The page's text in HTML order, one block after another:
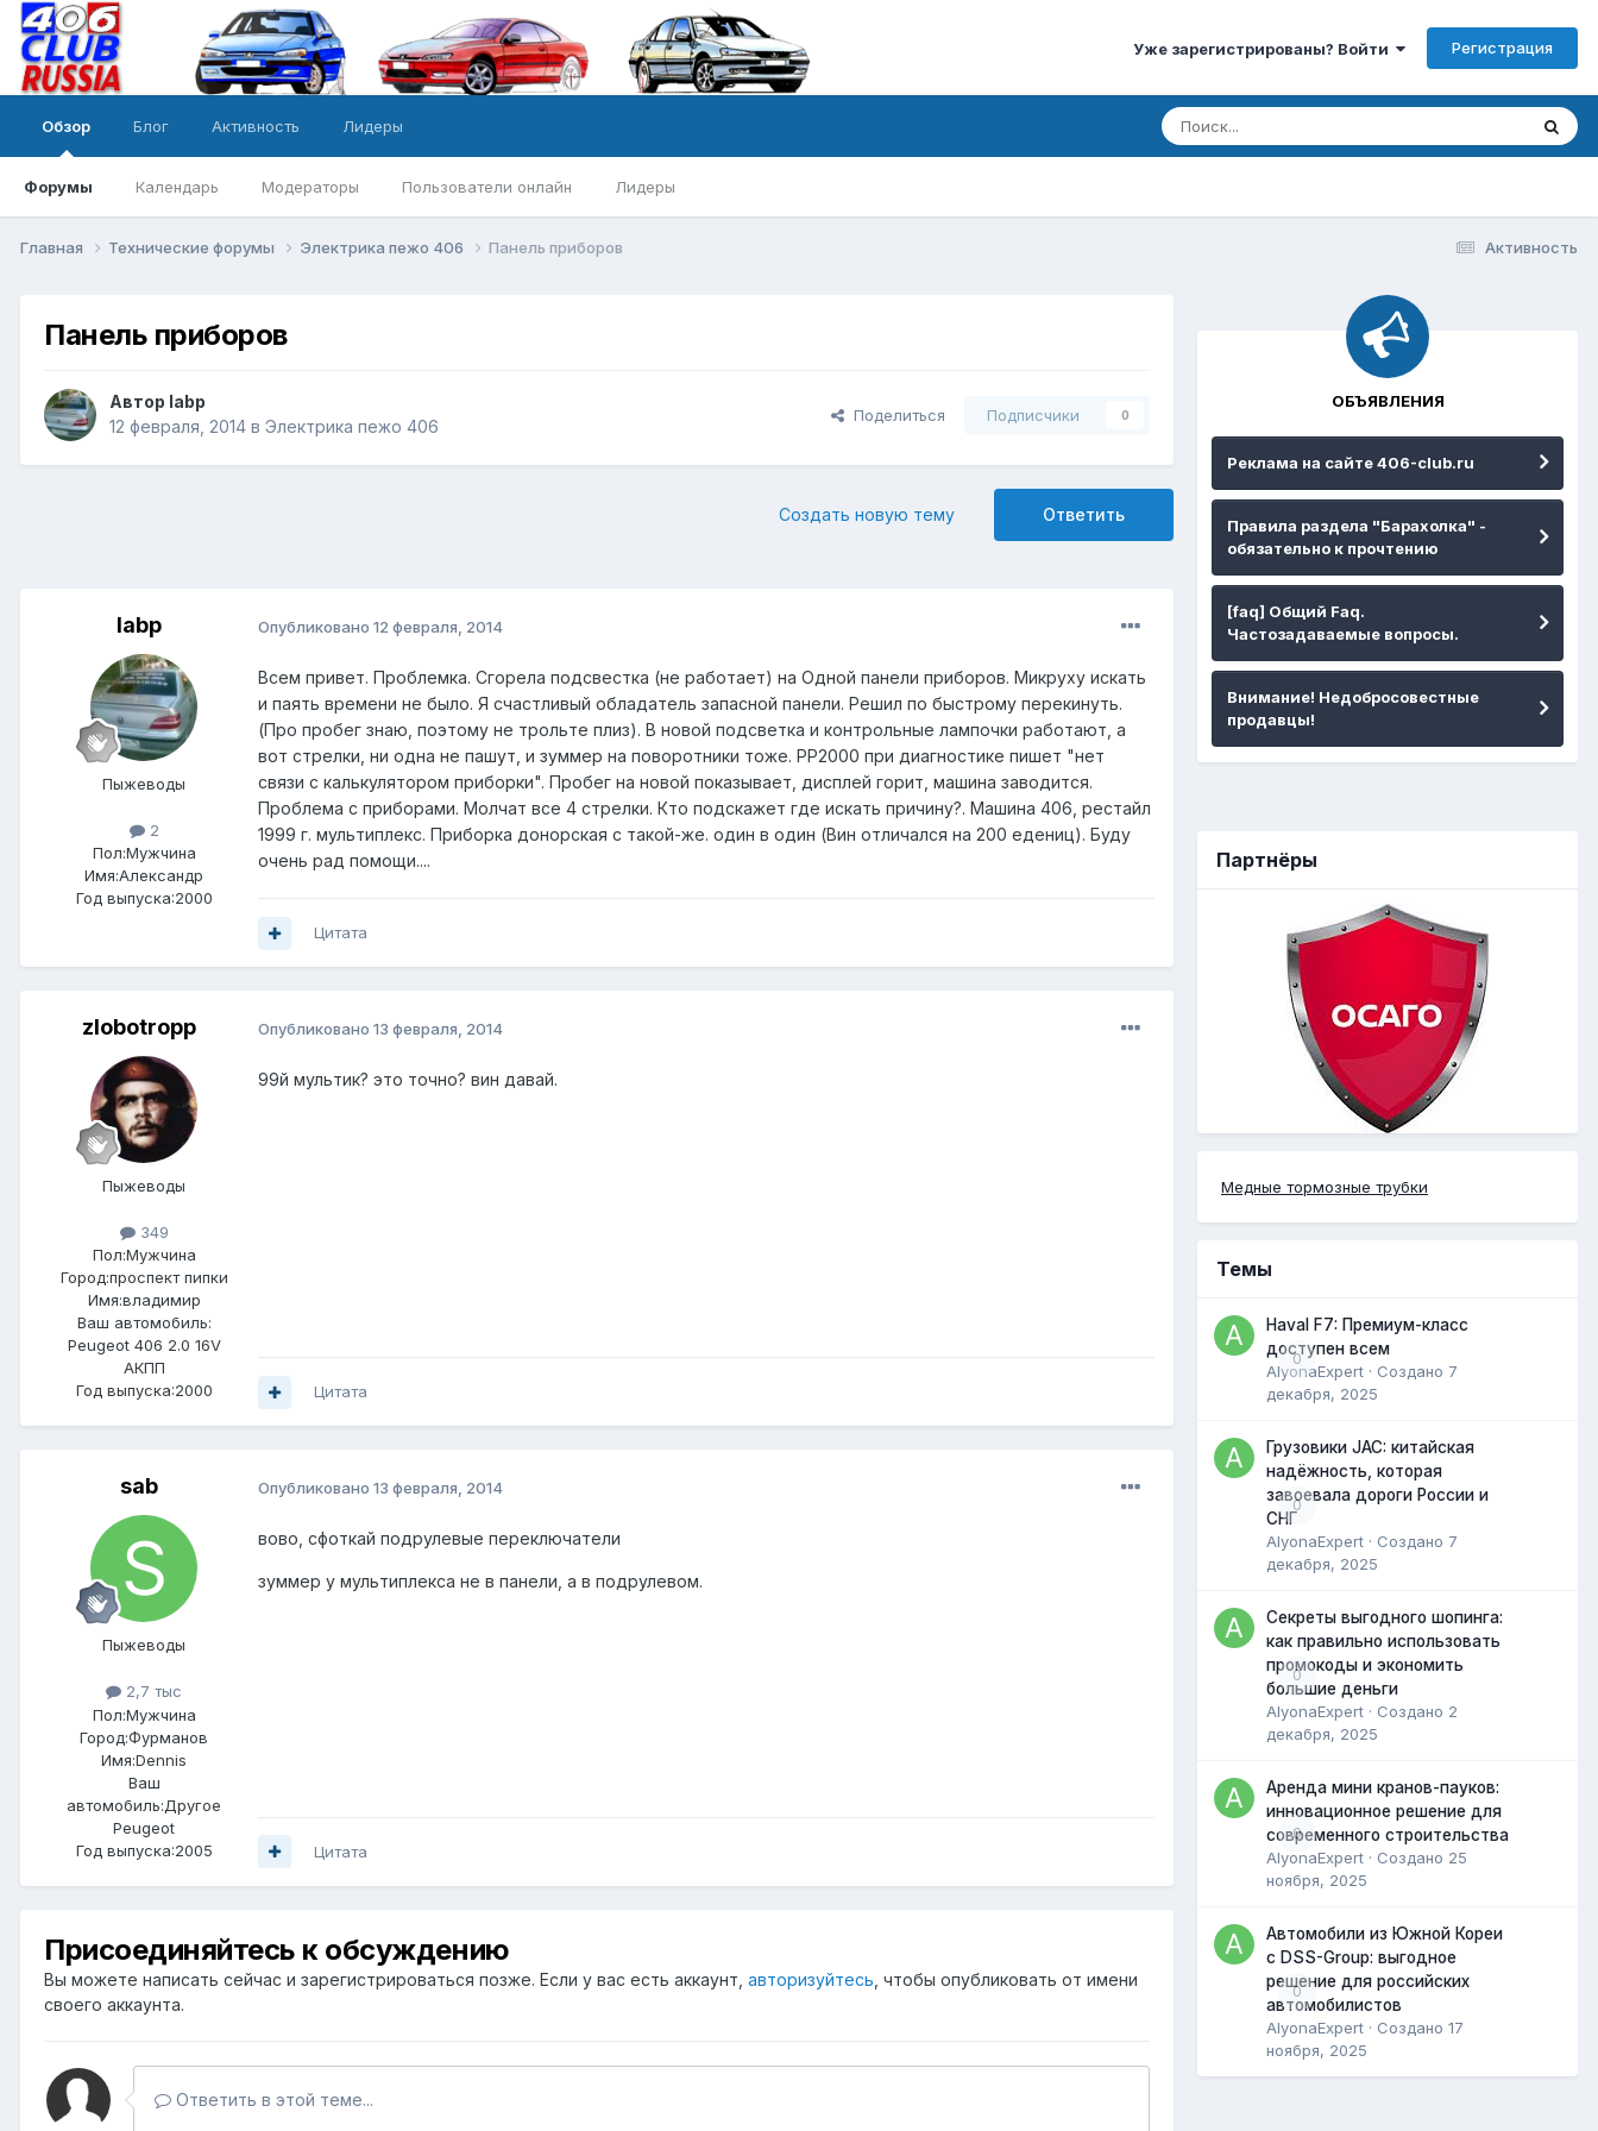
Уже зарегистрированы? Войти Регистрация
Обзор
Форумы Календарь Модераторы Пользователи онлайн Лидеры
Блог Активность Лидеры
Активность
Главная Технические форумы Электрика пежо 406 Панель приборов
Панель приборов
Автор labp
12 февраля, 2014 в Электрика пежо 406
Поделиться Подписчики 0
Ответить
Создать новую тему
labp
Пыжеводы
2
Пол:Мужчина
Имя:Александр
Год выпуска:2000
Опубликовано 12 февраля, 2014
Всем привет. Проблемка. Сгорела подсвестка (не работает) на Одной панели приборов. Микруху искать
и паять времени не было. Я счастливый обладатель запасной панели. Решил по быстрому перекинуть.
(Про пробег знаю, поэтому не трольте плиз). В новой подсветка и контрольные лампочки работают, а
вот стрелки, ни одна не пашут, и зуммер на поворотники тоже. PP2000 при диагностике пишет "нет
связи с калькулятором приборки". Пробег на новой показывает, дисплей горит, машина заводится.
Проблема с приборами. Молчат все 4 стрелки. Кто подскажет где искать причину?. Машина 406, рестайл
1999 г. мультиплекс. Приборка донорская с такой-же. один в один (Вин отличался на 200 едениц). Буду
очень рад помощи....
Цитата
zlobotropp
Пыжеводы
349
Пол:Мужчина
Город:проспект пипки
Имя:владимир
Ваш автомобиль:
Peugeot 406 2.0 16V
АКПП
Год выпуска:2000
Опубликовано 13 февраля, 2014
99й мультик? это точно? вин давай.
Цитата
sab
Пыжеводы
2,7 тыс
Пол:Мужчина
Город:Фурманов
Имя:Dennis
Ваш
автомобиль:Другое
Peugeot
Год выпуска:2005
Опубликовано 13 февраля, 2014
вово, сфоткай подрулевые переключатели
зуммер у мультиплекса не в панели, а в подрулевом.
Цитата
Присоединяйтесь к обсуждению
Вы можете написать сейчас и зарегистрироваться позже. Если у вас есть аккаунт, авторизуйтесь , чтобы опубликовать от имени
своего аккаунта.
Ответить в этой теме...
ОБЪЯВЛЕНИЯ
Реклама на сайте 406-club.ru
Правила раздела "Барахолка" -
обязательно к прочтению
[faq] Общий Faq.
Частозадаваемые вопросы.
Внимание! Недобросовестные
продавцы!
Партнёры
Медные тормозные трубки
Темы
0
Haval F7: Премиум-класс
доступен всем
AlyonaExpert · Создано 7
декабря, 2025
0
Грузовики JAC: китайская
надёжность, которая
завоевала дороги России и
СНГ
AlyonaExpert · Создано 7
декабря, 2025
0
Секреты выгодного шопинга:
как правильно использовать
промокоды и экономить
большие деньги
AlyonaExpert · Создано 2
декабря, 2025
0
Аренда мини кранов-пауков:
инновационное решение для
современного строительства
AlyonaExpert · Создано 25
ноября, 2025
0
Автомобили из Южной Кореи
с DSS-Group: выгодное
решение для российских
автомобилистов
AlyonaExpert · Создано 17
ноября, 2025